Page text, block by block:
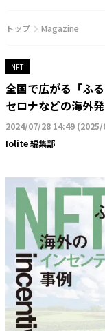
トップ Magazine
NFT
全国で広がる「ふ
セロナなどの海外
2024/07/28 14:49 (2025/
Iolite 編集部